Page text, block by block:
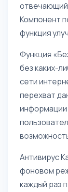
отвечающий
Компонент
функция
Функция
без каких-
сети
перехват
информации
Антивирус
фоновом
каждый раз